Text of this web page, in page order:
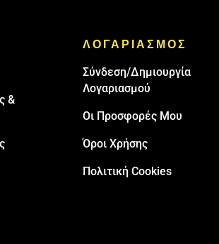
&
ΛΟΓΑΡΙΑΣΜΟΣ
Σύνδεση/Δημιουργία
Λογαριασμού
Οι Προσφορές Μου
Όροι Χρήσης
Πολιτική Cookies